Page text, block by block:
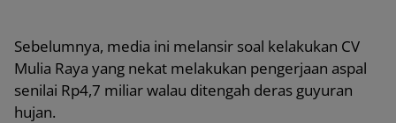
Sebelumnya, media ini melansir soal kelakukan CV
Mulia Raya yang nekat melakukan pengerjaan aspal
senilai Rp4,7 miliar walau ditengah deras guyuran
hujan.